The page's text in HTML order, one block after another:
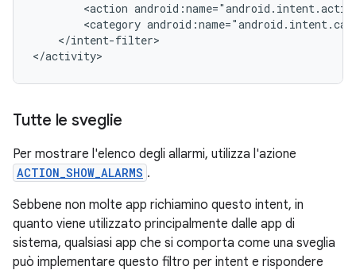
<action
<category
</intent-filter>
</activity>
Tutte le sveglie
Per mostrare l'elenco degli allarmi, utilizza l'azione
ACTION_SHOW_ALARMS .
Sebbene non molte app richiamino questo intent, in
quanto viene utilizzato principalmente dalle app di
sistema, qualsiasi app che si comporta come una sveglia
può implementare questo filtro per intent e rispondere